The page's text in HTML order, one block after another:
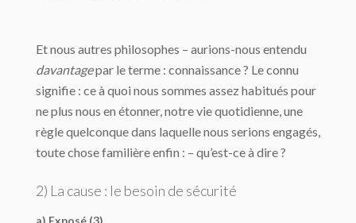
Et nous autres philosophes – aurions-nous entendu
davantagepar le terme : connaissance ? Le connu
signifie : ce à quoi nous sommes assez habitués pour
ne plus nous en étonner, notre vie quotidienne, une
règle quelconque dans laquelle nous serions engagés,
toute chose familière enfin : – qu’est-ce à dire ?
2) La cause : le besoin de sécurité
a) Exposé (3)